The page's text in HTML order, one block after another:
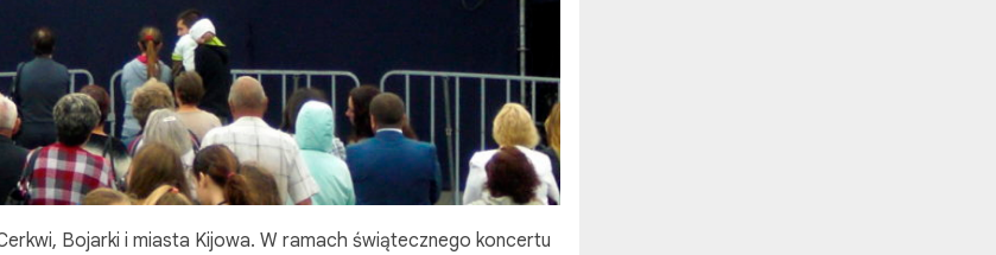
Bojarki i miasta Kijowa. W ramach świątecznego koncertu